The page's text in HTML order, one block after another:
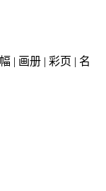
| 画册 | 彩页 | 名